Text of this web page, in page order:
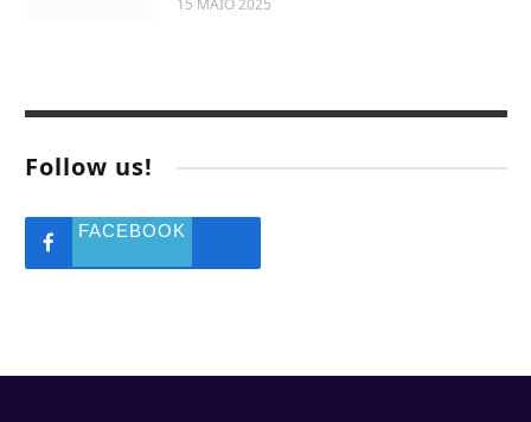
15 MAIO 2025
Follow us!
FACEBOOK